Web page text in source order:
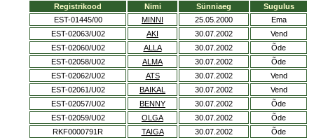
Registrikood Nimi Sünniaeg
Sugulus
EST-01445/00
MINNI 25.05.2000
Ema
EST-02063/U02
AKI 30.07.2002
Vend
EST-02060/U02
ALLA 30.07.2002
Õde
EST-02058/U02
ALMA 30.07.2002
Õde
EST-02062/U02
ATS 30.07.2002
Vend
EST-02061/U02
BAIKAL 30.07.2002
Vend
EST-02057/U02
BENNY 30.07.2002
Õde
EST-02059/U02
OLGA 30.07.2002
Õde
RKF0000791R
TAIGA 30.07.2002 Õde